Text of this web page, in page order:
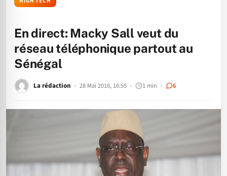
En direct: Macky Sall veut du
réseau téléphonique partout au
Sénégal
La rédaction 28 Mai 2016, 16:55 1 min 6